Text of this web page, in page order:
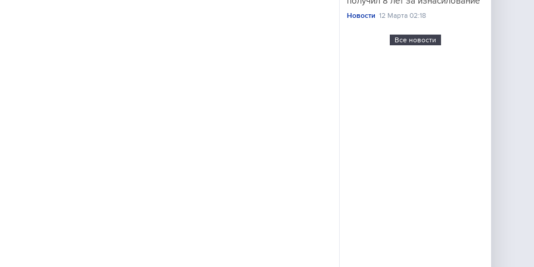
Новости 12 Марта 02:18
Все новости